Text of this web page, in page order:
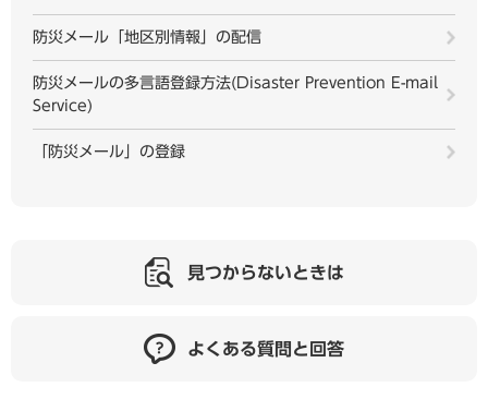
防災メール「地区別情報」の配信
防災メールの多言語登録方法(Disaster Prevention E-mail
Service)
「防災メール」の登録
見つからないときは
よくある質問と回答